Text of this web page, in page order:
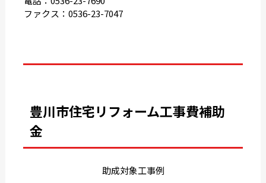
ファクス：0536-23-7047
豊川市住宅リフォーム工事費補助
金
助成対象工事例